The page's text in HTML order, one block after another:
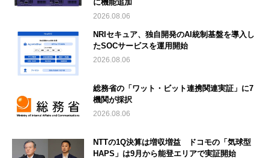
に機能追加
2026.08.06
NRIセキュア、独自開発のAI統制基盤を導入し
たSOCサービスを運用開始
2026.08.06
総務省の「ワット・ビット連携関連実証」に7
機関が採択
2026.08.06
NTTの1Q決算は増収増益 ドコモの「気球型
HAPS」は9月から能登エリアで実証開始